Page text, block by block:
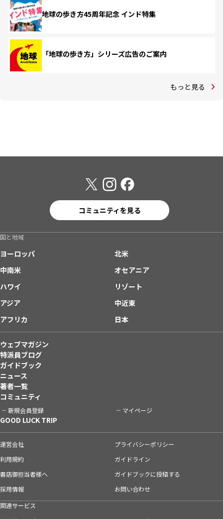
地球の歩き方45周年記念 インド特集
「地球の歩き方」シリーズ広告のご案内
もっと見る
コミュニティを見る
国と地域
ヨーロッパ
北米
中南米
オセアニア
ハワイ
リゾート
アジア
中近東
アフリカ
日本
ウェブマガジン
特派員ブログ
ガイドブック
ニュース
著者一覧
コミュニティ
新規会員登録 マイページ
GOOD LUCK TRIP
運営会社
プライバシーポリシー
利用規約
ガイドライン
書店御担当者様へ
ガイドブックに投稿する
採用情報
お問い合わせ
関連サービス